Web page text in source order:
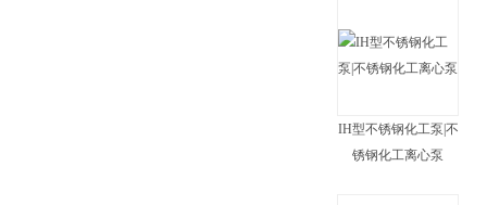
IH型不锈钢化工泵|不
锈钢化工离心泵